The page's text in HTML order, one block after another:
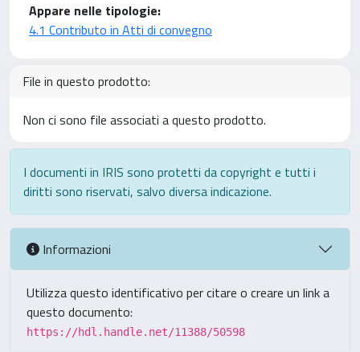
Appare nelle tipologie:
4.1 Contributo in Atti di convegno
File in questo prodotto:
Non ci sono file associati a questo prodotto.
I documenti in IRIS sono protetti da copyright e tutti i
diritti sono riservati, salvo diversa indicazione.
Informazioni
Utilizza questo identificativo per citare o creare un link a
questo documento:
https://hdl.handle.net/11388/50598